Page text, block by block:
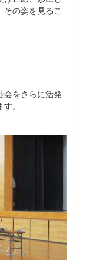
の姿を見るこ
をさらに活発
。